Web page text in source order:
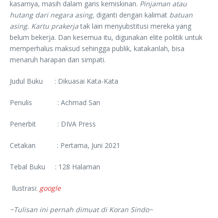
kasarnya, masih dalam garis kemiskinan. Pinjaman atau
hutang dari negara asing, diganti dengan kalimat batuan
asing. Kartu prakerjatak lain menyubstitusi mereka yang
belum bekerja. Dan kesemua itu, digunakan elite politik untuk
memperhalus maksud sehingga publik, katakanlah, bisa
menaruh harapan dan simpati.
Judul Buku : Dikuasai Kata-Kata
Penulis : Achmad San
Penerbit : DIVA Press
Cetakan : Pertama, Juni 2021
Tebal Buku : 128 Halaman
Ilustrasi: google
~Tulisan ini pernah dimuat di Koran Sindo~